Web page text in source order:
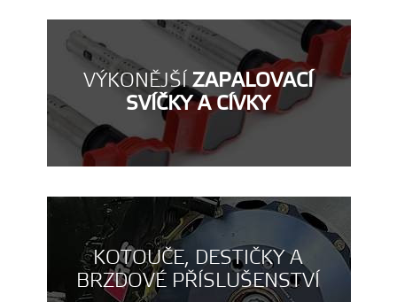
VÝKONĚJŠÍZAPALOVACÍ
SVÍČKY A CÍVKY
KOTOUČE, DESTIČKY A
BRZDOVÉ PŘÍSLUŠENSTVÍ